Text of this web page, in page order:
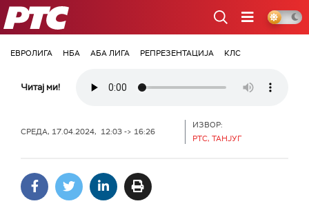
РТС
ЕВРОЛИГА НБА АБА ЛИГА РЕПРЕЗЕНТАЦИЈА КЛС
Читај ми!
СРЕДА, 17.04.2024, 12:03 -> 16:26
ИЗВОР:
РТС, ТАНЈУГ